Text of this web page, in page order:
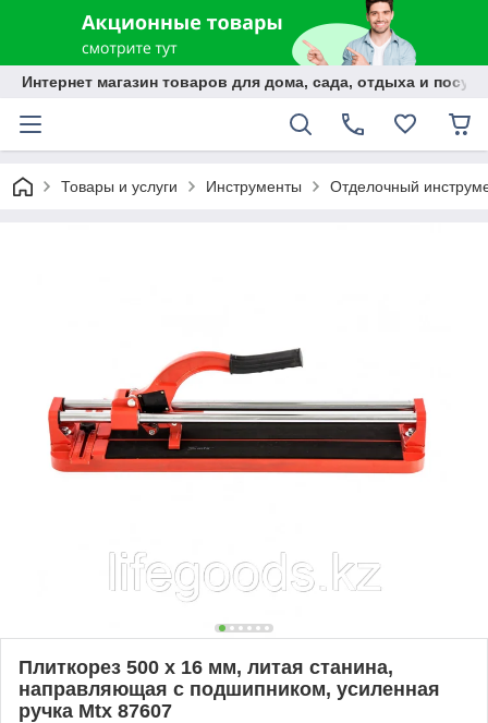
Интернет магазин товаров для дома, сада, отдыха и
Товары и услуги Инструменты Отделочный
Плиткорез 500 х 16 мм, литая станина,
направляющая с подшипником, усиленная
ручка Mtx 87607